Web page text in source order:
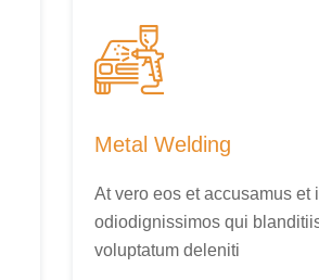
Metal Welding
At vero eos et accusamus et
odiodignissimos qui
voluptatum deleniti